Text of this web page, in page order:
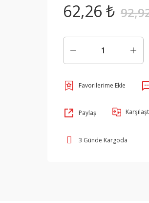
62,26 ₺
Paylaş
3 Günde Kargoda